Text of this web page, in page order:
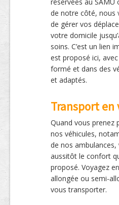
réservées au SAMU
de notre côté, nous
de gérer vos
votre domicile
soins. C’est un lien
est proposé ici,
formé et dans des
et adaptés.
Transport en
Quand vous prenez
nos véhicules,
de nos ambulances,
aussitôt le confort
proposé. Voyagez
allongée ou semi-
vous transporter.